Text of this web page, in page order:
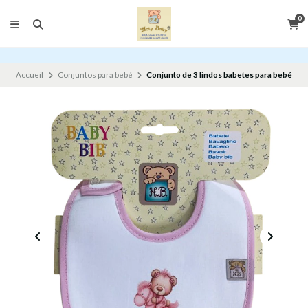
0
Accueil Conjuntos para bebé Conjunto de 3 lindos babetes para bebé